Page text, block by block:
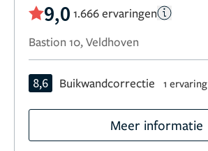
9,0 1.666 ervaringen
Bastion 10, Veldhoven
8,6 Buikwandcorrectie 1 ervaring
Meer informatie